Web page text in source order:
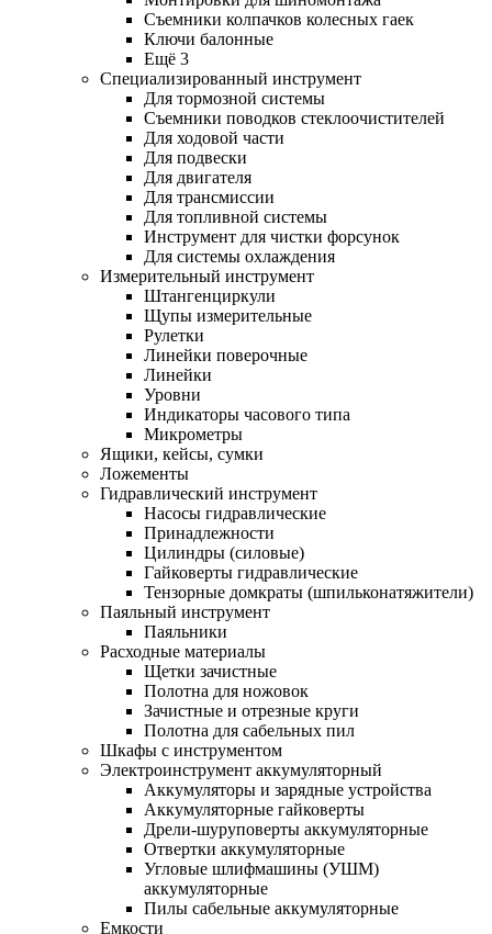
Съемники колпачков колесных гаек
Ключи балонные
Ещё 3
Специализированный инструмент
Для тормозной системы
Съемники поводков стеклоочистителей
Для ходовой части
Для подвески
Для двигателя
Для трансмиссии
Для топливной системы
Инструмент для чистки форсунок
Для системы охлаждения
Измерительный инструмент
Штангенциркули
Щупы измерительные
Рулетки
Линейки поверочные
Линейки
Уровни
Индикаторы часового типа
Микрометры
Ящики, кейсы, сумки
Ложементы
Гидравлический инструмент
Насосы гидравлические
Принадлежности
Цилиндры (силовые)
Гайковерты гидравлические
Тензорные домкраты (шпильконатяжители)
Паяльный инструмент
Паяльники
Расходные материалы
Щетки зачистные
Полотна для ножовок
Зачистные и отрезные круги
Полотна для сабельных пил
Шкафы с инструментом
Электроинструмент аккумуляторный
Аккумуляторы и зарядные устройства
Аккумуляторные гайковерты
Дрели-шуруповерты аккумуляторные
Отвертки аккумуляторные
Угловые шлифмашины (УШМ)
аккумуляторные
Пилы сабельные аккумуляторные
Емкости